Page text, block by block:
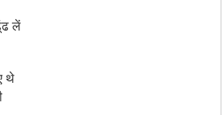
लें
थे